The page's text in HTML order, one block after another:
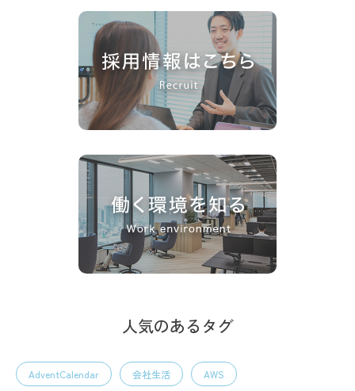
人気のあるタグ
AdventCalendar 会社生活 AWS